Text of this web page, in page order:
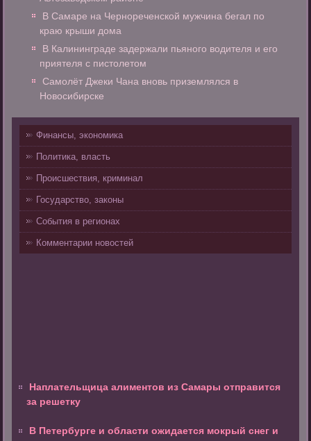
В Самаре на Чернореченской мужчина бегал по
краю крыши дома
В Калининграде задержали пьяного водителя и его
приятеля с пистолетом
Самолёт Джеки Чана вновь приземлялся в
Новосибирске
Финансы, экономика
Политика, власть
Происшествия, криминал
Государство, законы
События в регионах
Комментарии новостей
Наплательщица алиментов из Самары отправится
за решетку
В Петербурге и области ожидается мокрый снег и